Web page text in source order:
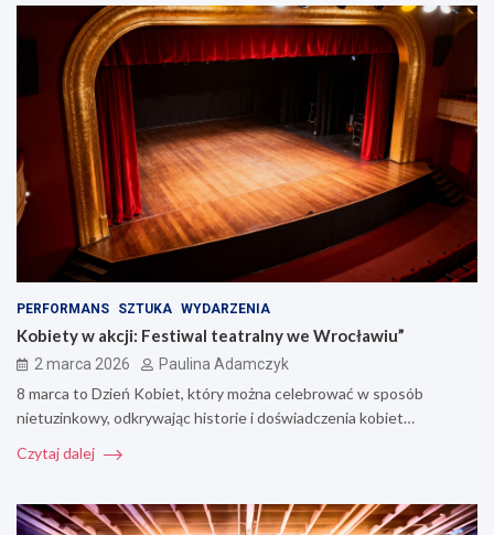
PERFORMANS SZTUKA WYDARZENIA
Kobiety w akcji: Festiwal teatralny we Wrocławiu”
2 marca 2026 Paulina Adamczyk
8 marca to Dzień Kobiet, który można celebrować w sposób
nietuzinkowy, odkrywając historie i doświadczenia kobiet…
Czytaj dalej